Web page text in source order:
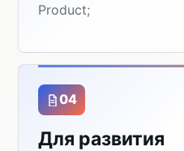
Product;
04
Для развития